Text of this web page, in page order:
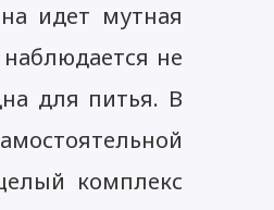
идет мутная
не
для питья. В
комплекс